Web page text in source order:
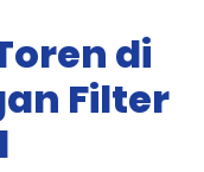
di
Filter